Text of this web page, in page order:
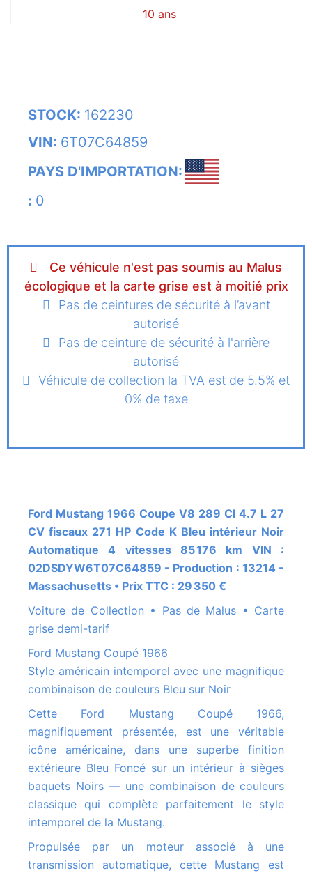
10 ans
STOCK: 162230
VIN: 6T07C64859
PAYS D'IMPORTATION:
: 0
Ce véhicule n'est pas soumis au Malus
écologique et la carte grise est à moitié prix
Pas de ceintures de sécurité à l’avant
autorisé
Pas de ceinture de sécurité à l'arrière
autorisé
Véhicule de collection la TVA est de 5.5% et
0% de taxe
Ford Mustang 1966 Coupe V8 289 CI 4.7 L 27
CV fiscaux 271 HP Code K Bleu intérieur Noir
Automatique 4 vitesses 85 176 km VIN :
02DSDYW6T07C64859 - Production : 13214 -
Massachusetts • Prix TTC : 29 350 €
Voiture de Collection • Pas de Malus • Carte
grise demi-tarif
Ford Mustang Coupé 1966
Style américain intemporel avec une magnifique
combinaison de couleurs Bleu sur Noir
Cette Ford Mustang Coupé 1966,
magnifiquement présentée, est une véritable
icône américaine, dans une superbe finition
extérieure Bleu Foncé sur un intérieur à sièges
baquets Noirs — une combinaison de couleurs
classique qui complète parfaitement le style
intemporel de la Mustang.
Propulsée par un moteur associé à une
transmission automatique, cette Mustang est